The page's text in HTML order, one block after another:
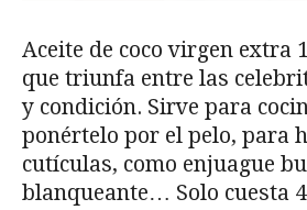
Aceite de coco virgen extra
que triunfa entre las
y condición. Sirve para
ponértelo por el pelo, para
cutículas, como enjuague
blanqueante… Solo cuesta